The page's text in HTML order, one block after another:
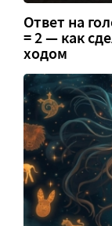
Ответ на
= 2 — как
ходом